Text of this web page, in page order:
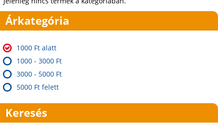
Árkategória
1000 Ft alatt
1000 - 3000 Ft
3000 - 5000 Ft
5000 Ft felett
Keresés